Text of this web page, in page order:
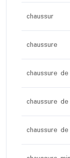
chaussur
chaussure
chaussure
chaussure
chaussure